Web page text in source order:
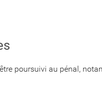
poursuivi au pénal,